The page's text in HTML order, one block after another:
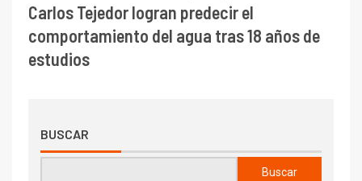
Carlos Tejedor logran predecir el
comportamiento del agua tras 18 años de
estudios
BUSCAR
Buscar